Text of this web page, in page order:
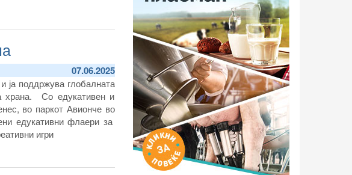
07.06.2025
ја поддржува глобалната
храна. Со едукативен и
во паркот Авионче во
едукативни флаери за
игри